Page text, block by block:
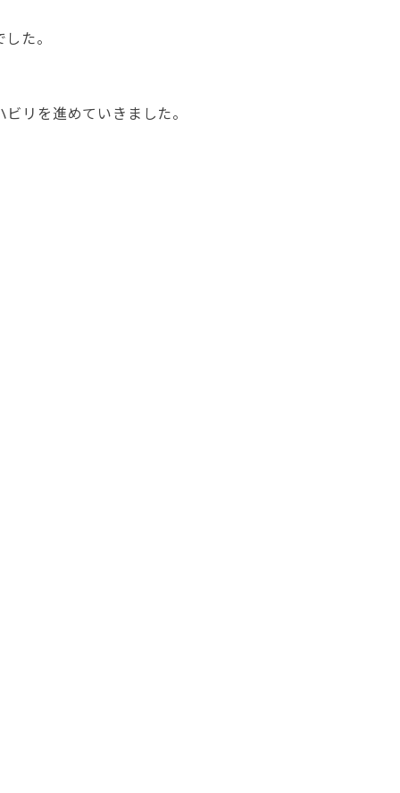
た。
リを進めていきました。